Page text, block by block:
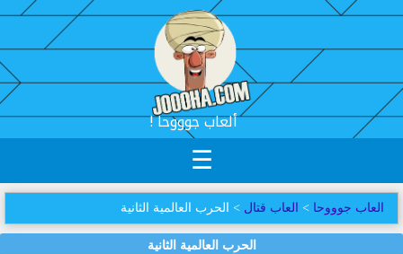
! ألعاب جوووحا
☰
العاب جوووحا > العاب قتال > الحرب العالمية الثانية
الحرب العالمية الثانية